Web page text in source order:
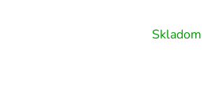
Skladom